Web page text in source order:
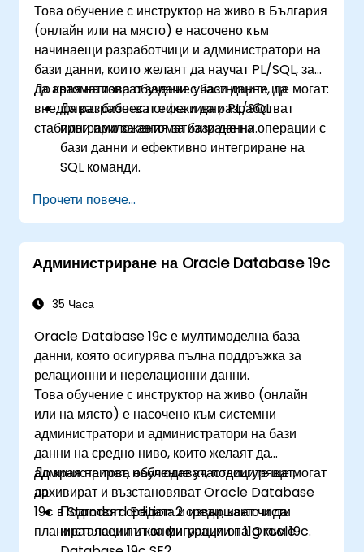
сигурни програмни модули за стабилни
решения за бази данни.
Това обучение с инструктор на живо в България
(онлайн или на място) е насочено към
начинаещи разработчици и администратори на
бази данни, които желаят да научат PL/SQL, за
да автоматизират задачи с бази данни, да
внедряват бизнес логика и да разработват
стабилни приложения за бази данни.
До края на това обучение участниците ще могат:
Да разработват ефективни PL/SQL
програми за автоматизиране на операции с
бази данни и ефективно интегриране на
SQL команди.
употреба, включително процедури, функции,
пакети и тригери, за модулни и
мащабируеми приложения.
Да внедряват усъвършенствани структури
управляват резултати от заявки с помощта
Да обработват грешки стабилно и да
защитават кода с техники за криптиране,
обфускация и условно компилиране.
Да прилагат PL/SQL в сценарии от реалния
свят, използвайки вградени пакети за
работа с файлове, автоматизация на
имейли и други усъвършенствани
функционалности.
Прочети повече...
Администриране на Oracle Database 19c
35 Часа
Oracle Database 19c е мултимоделна база
данни, която осигурява пълна поддръжка за
релационни и нерелационни данни.
Това обучение с инструктор на живо (онлайн
или на място) е насочено към системни
администратори и администратори на бази
данни на средно ниво, които желаят да
администрират, наблюдават, подсигуряват,
архивират и възстановяват Oracle Database
19c в Standard Edition 2 среди, както и да
планират ясен път за миграция от 11g към 19c.
До края на това обучение участниците ще могат
да:
Подготвят средата и извършват чисти
инсталации и конфигурации на Oracle